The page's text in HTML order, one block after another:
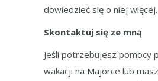
dowiedzieć się o niej więcej.
Skontaktuj się ze mną
Jeśli potrzebujesz pomocy
wakacji na Majorce lub